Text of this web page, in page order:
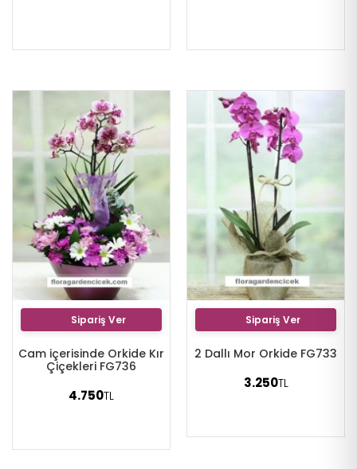
Sipariş Ver
Cam içerisinde Orkide Kır
Çiçekleri FG736
4.750TL
Sipariş Ver
2 Dallı Mor Orkide FG733
3.250TL